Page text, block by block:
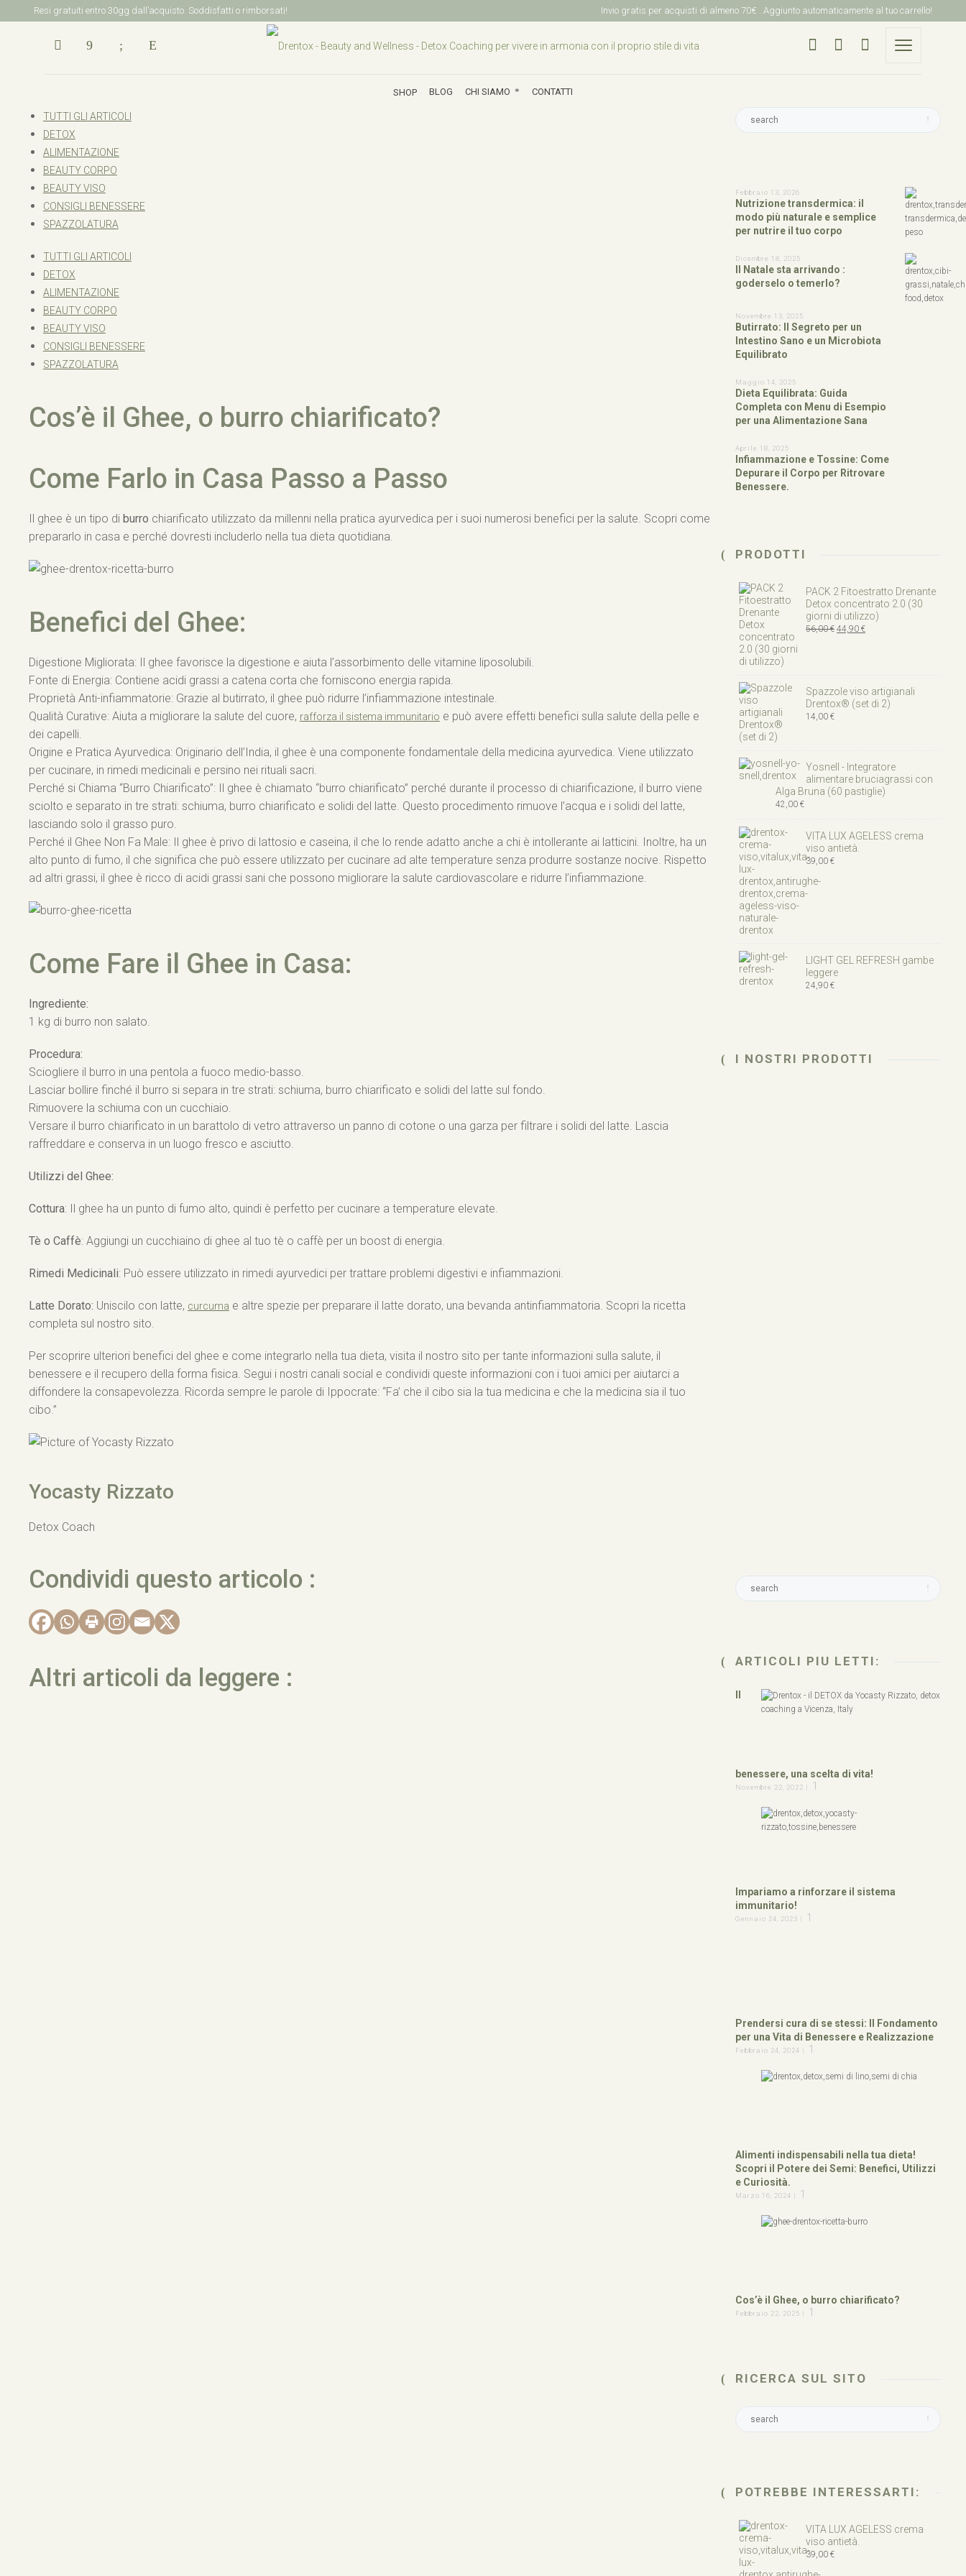
Resi gratuiti entro 30gg dall’acquisto. Soddisfatti o rimborsati! Invio gratis per acquisti di almeno 70€ . Aggiunto automaticamente al tuo carrello!
SHOP BLOG CHI SIAMO CONTATTI
SHOP BLOG CHI SIAMO CONTATTI
TUTTI GLI ARTICOLI
DETOX
ALIMENTAZIONE
BEAUTY CORPO
BEAUTY VISO
CONSIGLI BENESSERE
SPAZZOLATURA
TUTTI GLI ARTICOLI
DETOX
ALIMENTAZIONE
BEAUTY CORPO
BEAUTY VISO
CONSIGLI BENESSERE
SPAZZOLATURA
Cos’è il Ghee, o burro chiarificato?
Come Farlo in Casa Passo a Passo
Il ghee è un tipo di burro chiarificato utilizzato da millenni nella pratica ayurvedica per i suoi numerosi benefici per la salute. Scopri come
prepararlo in casa e perché dovresti includerlo nella tua dieta quotidiana.
Benefici del Ghee:
Digestione Migliorata: Il ghee favorisce la digestione e aiuta l’assorbimento delle vitamine liposolubili.
Fonte di Energia: Contiene acidi grassi a catena corta che forniscono energia rapida.
Proprietà Anti-infiammatorie: Grazie al butirrato, il ghee può ridurre l’infiammazione intestinale.
Qualità Curative: Aiuta a migliorare la salute del cuore, rafforza il sistema immunitario e può avere effetti benefici sulla salute della pelle e
dei capelli.
Origine e Pratica Ayurvedica: Originario dell’India, il ghee è una componente fondamentale della medicina ayurvedica. Viene utilizzato
per cucinare, in rimedi medicinali e persino nei rituali sacri.
Perché si Chiama “Burro Chiarificato”: Il ghee è chiamato “burro chiarificato” perché durante il processo di chiarificazione, il burro viene
sciolto e separato in tre strati: schiuma, burro chiarificato e solidi del latte. Questo procedimento rimuove l’acqua e i solidi del latte,
lasciando solo il grasso puro.
Perché il Ghee Non Fa Male: Il ghee è privo di lattosio e caseina, il che lo rende adatto anche a chi è intollerante ai latticini. Inoltre, ha un
alto punto di fumo, il che significa che può essere utilizzato per cucinare ad alte temperature senza produrre sostanze nocive. Rispetto
ad altri grassi, il ghee è ricco di acidi grassi sani che possono migliorare la salute cardiovascolare e ridurre l’infiammazione.
Come Fare il Ghee in Casa:
Ingrediente:
1 kg di burro non salato.
Procedura:
Sciogliere il burro in una pentola a fuoco medio-basso.
Lasciar bollire finché il burro si separa in tre strati: schiuma, burro chiarificato e solidi del latte sul fondo.
Rimuovere la schiuma con un cucchiaio.
Versare il burro chiarificato in un barattolo di vetro attraverso un panno di cotone o una garza per filtrare i solidi del latte. Lascia
raffreddare e conserva in un luogo fresco e asciutto.
Utilizzi del Ghee:
Cottura: Il ghee ha un punto di fumo alto, quindi è perfetto per cucinare a temperature elevate.
Tè o Caffè: Aggiungi un cucchiaino di ghee al tuo tè o caffè per un boost di energia.
Rimedi Medicinali: Può essere utilizzato in rimedi ayurvedici per trattare problemi digestivi e infiammazioni.
Latte Dorato: Uniscilo con latte, curcuma e altre spezie per preparare il latte dorato, una bevanda antinfiammatoria. Scopri la ricetta
completa sul nostro sito.
Per scoprire ulteriori benefici del ghee e come integrarlo nella tua dieta, visita il nostro sito per tante informazioni sulla salute, il
benessere e il recupero della forma fisica. Segui i nostri canali social e condividi queste informazioni con i tuoi amici per aiutarci a
diffondere la consapevolezza. Ricorda sempre le parole di Ippocrate: “Fa’ che il cibo sia la tua medicina e che la medicina sia il tuo
cibo.”
Yocasty Rizzato
Detox Coach
Condividi questo articolo :
Altri articoli da leggere :
Febbraio 13, 2026
Nutrizione transdermica: il
modo più naturale e semplice
per nutrire il tuo corpo
Dicembre 18, 2025
Il Natale sta arrivando :
goderselo o temerlo?
Novembre 13, 2025
Butirrato: Il Segreto per un
Intestino Sano e un Microbiota
Equilibrato
Maggio 14, 2025
Dieta Equilibrata: Guida
Completa con Menu di Esempio
per una Alimentazione Sana
Aprile 18, 2025
Infiammazione e Tossine: Come
Depurare il Corpo per Ritrovare
Benessere.
PRODOTTI
PACK 2 Fitoestratto Drenante
Detox concentrato 2.0 (30
giorni di utilizzo)
56,00€ Il
44,90€Il
Spazzole viso artigianali
Drentox® (set di 2)
14,00€
Yosnell - Integratore
alimentare bruciagrassi con
Alga Bruna (60 pastiglie)
42,00€
VITA LUX AGELESS crema
viso antietà.
39,00€
LIGHT GEL REFRESH gambe
leggere
24,90€
I NOSTRI PRODOTTI
ARTICOLI PIU LETTI:
benessere, una scelta di vita!
Novembre 22, 2022 | 1
Impariamo a rinforzare il sistema
immunitario!
Gennaio 24, 2023 | 1
Prendersi cura di se stessi: Il Fondamento
per una Vita di Benessere e Realizzazione
Febbraio 24, 2024 | 1
Alimenti indispensabili nella tua dieta!
Scopri il Potere dei Semi: Benefici, Utilizzi
e Curiosità.
Marzo 16, 2024 | 1
Cos’è il Ghee, o burro chiarificato?
Febbraio 22, 2025 | 1
RICERCA SUL SITO
POTREBBE INTERESSARTI:
VITA LUX AGELESS crema
viso antietà.
39,00€